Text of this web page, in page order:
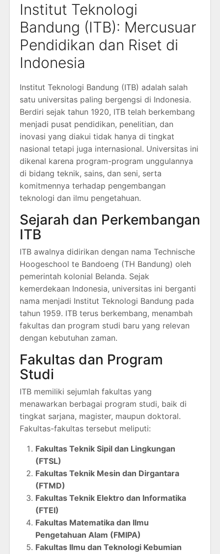
Institut Teknologi
Bandung (ITB): Mercusuar
Pendidikan dan Riset di
Indonesia
Institut Teknologi Bandung (ITB) adalah salah
satu universitas paling bergengsi di Indonesia.
Berdiri sejak tahun 1920, ITB telah berkembang
menjadi pusat pendidikan, penelitian, dan
inovasi yang diakui tidak hanya di tingkat
nasional tetapi juga internasional. Universitas ini
dikenal karena program-program unggulannya
di bidang teknik, sains, dan seni, serta
komitmennya terhadap pengembangan
teknologi dan ilmu pengetahuan.
Sejarah dan Perkembangan
ITB
ITB awalnya didirikan dengan nama Technische
Hoogeschool te Bandoeng (TH Bandung) oleh
pemerintah kolonial Belanda. Sejak
kemerdekaan Indonesia, universitas ini berganti
nama menjadi Institut Teknologi Bandung pada
tahun 1959. ITB terus berkembang, menambah
fakultas dan program studi baru yang relevan
dengan kebutuhan zaman.
Fakultas dan Program
Studi
ITB memiliki sejumlah fakultas yang
menawarkan berbagai program studi, baik di
tingkat sarjana, magister, maupun doktoral.
Fakultas-fakultas tersebut meliputi:
Fakultas Teknik Sipil dan Lingkungan
(FTSL)
Fakultas Teknik Mesin dan Dirgantara
(FTMD)
Fakultas Teknik Elektro dan Informatika
(FTEI)
Fakultas Matematika dan Ilmu
Pengetahuan Alam (FMIPA)
Fakultas Ilmu dan Teknologi Kebumian